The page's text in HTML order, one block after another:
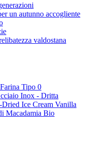
un autunno accogliente
valdostana
Tipo 0
Inox - Dritta
Ice Cream Vanilla
Macadamia Bio